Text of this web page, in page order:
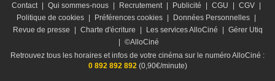
Contact | Qui sommes-nous | Recrutement | Publicité | CGU | CGV |
Politique de cookies | Préférences cookies | Données Personnelles |
Revue de presse
| Charte d'écriture | Les services AlloCiné | Gérer Utiq
| ©AlloCiné
Retrouvez tous les horaires et infos de votre cinéma sur le numéro AlloCiné :
0 892 892 892(0,90€/minute)